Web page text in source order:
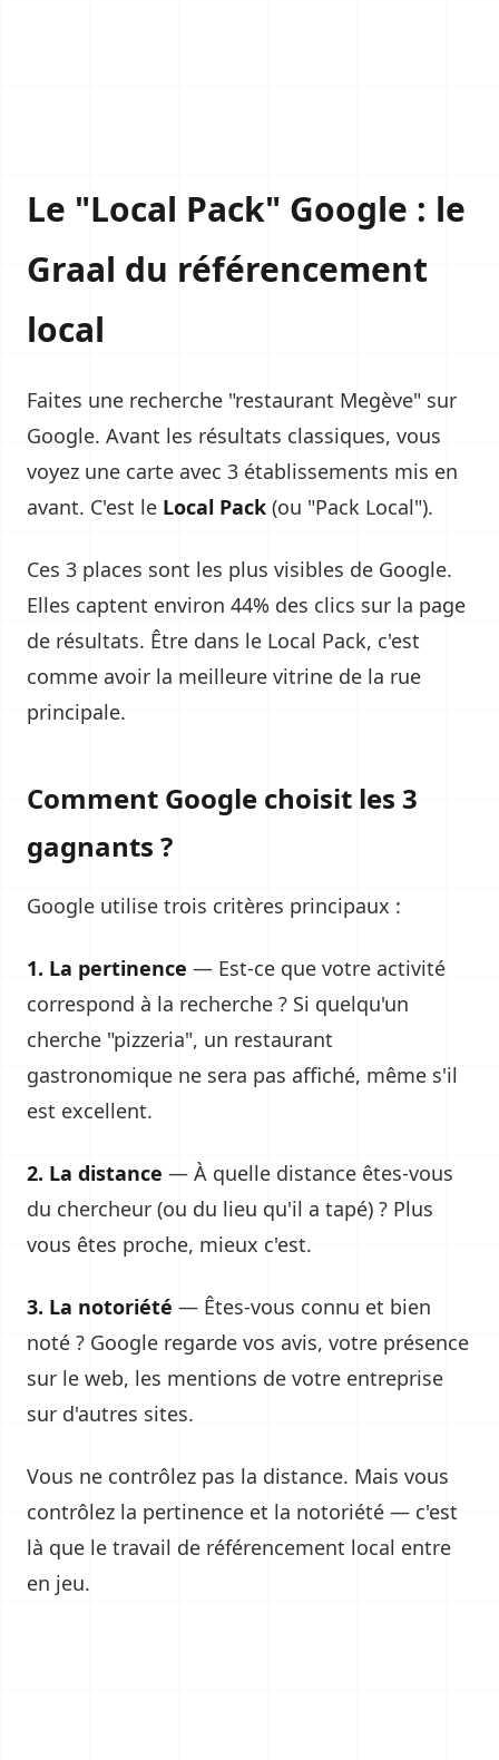
Le "Local Pack" Google : le
Graal du référencement
local
Faites une recherche "restaurant Megève" sur
Google. Avant les résultats classiques, vous
voyez une carte avec 3 établissements mis en
avant. C'est le Local Pack (ou "Pack Local").
Ces 3 places sont les plus visibles de Google.
Elles captent environ 44% des clics sur la page
de résultats. Être dans le Local Pack, c'est
comme avoir la meilleure vitrine de la rue
principale.
Comment Google choisit les 3
gagnants ?
Google utilise trois critères principaux :
1. La pertinence — Est-ce que votre activité
correspond à la recherche ? Si quelqu'un
cherche "pizzeria", un restaurant
gastronomique ne sera pas affiché, même s'il
est excellent.
2. La distance — À quelle distance êtes-vous
du chercheur (ou du lieu qu'il a tapé) ? Plus
vous êtes proche, mieux c'est.
3. La notoriété — Êtes-vous connu et bien
noté ? Google regarde vos avis, votre présence
sur le web, les mentions de votre entreprise
sur d'autres sites.
Vous ne contrôlez pas la distance. Mais vous
contrôlez la pertinence et la notoriété — c'est
là que le travail de référencement local entre
en jeu.